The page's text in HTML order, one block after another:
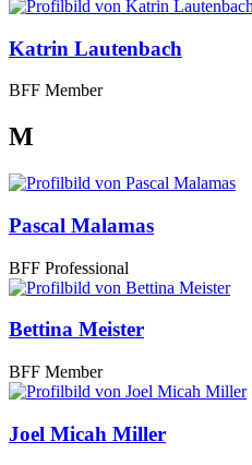
Katrin Lautenbach
BFF Member
M
Pascal Malamas
BFF Professional
Bettina Meister
BFF Member
Joel Micah Miller